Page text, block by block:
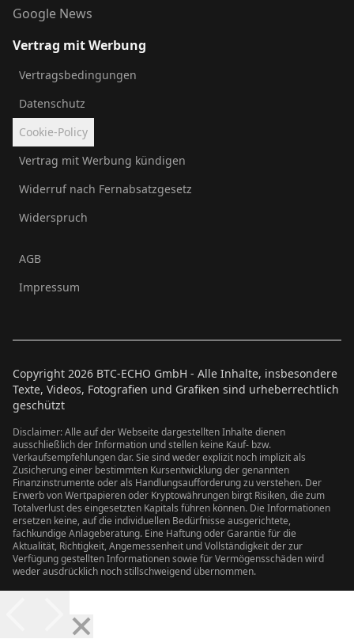
Google News
Vertrag mit Werbung
Vertragsbedingungen
Datenschutz
Cookie-Policy
Vertrag mit Werbung kündigen
Widerruf nach Fernabsatzgesetz
Widerspruch
AGB
Impressum
Copyright 2026 BTC-ECHO GmbH - Alle Inhalte, insbesondere
Texte, Videos, Fotografien und Grafiken sind urheberrechtlich
geschützt
Disclaimer: Alle auf der Webseite dargestellten Inhalte dienen
ausschließlich der Information und stellen keine Kauf- bzw.
Verkaufsempfehlungen dar. Sie sind weder explizit noch implizit als
Zusicherung einer bestimmten Kursentwicklung der genannten
Finanzinstrumente oder als Handlungsaufforderung zu verstehen. Der
Erwerb von Wertpapieren oder Kryptowährungen birgt Risiken, die zum
Totalverlust des eingesetzten Kapitals führen können. Die Informationen
ersetzen keine, auf die individuellen Bedürfnisse ausgerichtete,
fachkundige Anlageberatung. Eine Haftung oder Garantie für die
Aktualität, Richtigkeit, Angemessenheit und Vollständigkeit der zur
Verfügung gestellten Informationen sowie für Vermögensschäden wird
weder ausdrücklich noch stillschweigend übernommen.